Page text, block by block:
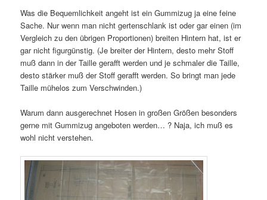
Was die Bequemlichkeit angeht ist ein Gummizug ja eine feine
Sache. Nur wenn man nicht gertenschlank ist oder gar einen (im
Vergleich zu den übrigen Proportionen) breiten Hintern hat, ist er
gar nicht figurgünstig. (Je breiter der Hintern, desto mehr Stoff
muß dann in der Taille gerafft werden und je schmaler die Taille,
desto stärker muß der Stoff gerafft werden. So bringt man jede
Taille mühelos zum Verschwinden.)
Warum dann ausgerechnet Hosen in großen Größen besonders
gerne mit Gummizug angeboten werden… ? Naja, ich muß es
wohl nicht verstehen.